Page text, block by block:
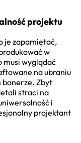
projektu
je zapamiętać,
w
musi wyglądać
na ubraniu
Zbyt
straci na
i
projektant